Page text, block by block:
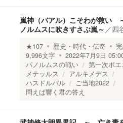
嵐神（バアル）こそわが救い
ノルムスに吹きすさぶ嵐～ ／四
★107 歴史・時代・伝奇
9,996文字 2022年7月9日
パノルムスの戦い
第一次ポ
メテッルス
アルキメデス
ハスドルバル
ご当地2022
問えば響く君の答え